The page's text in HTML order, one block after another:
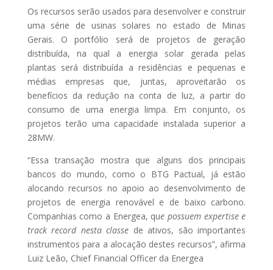
Os recursos serão usados para desenvolver e construir
uma série de usinas solares no estado de Minas
Gerais. O portfólio será de projetos de geração
distribuída, na qual a energia solar gerada pelas
plantas será distribuída a residências e pequenas e
médias empresas que, juntas, aproveitarão os
benefícios da redução na conta de luz, a partir do
consumo de uma energia limpa. Em conjunto, os
projetos terão uma capacidade instalada superior a
28MW.
“Essa transação mostra que alguns dos principais
bancos do mundo, como o BTG Pactual, já estão
alocando recursos no apoio ao desenvolvimento de
projetos de energia renovável e de baixo carbono.
Companhias como a Energea, que possuem expertise e
track record nesta classe de ativos, são importantes
instrumentos para a alocação destes recursos”, afirma
Luiz Leão, Chief Financial Officer da Energea